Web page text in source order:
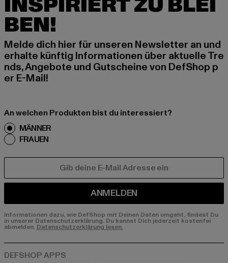
BEN!
Melde dich hier für unseren Newsletter an und
erhalte künftig Informationen über aktuelle Tre
nds, Angebote und Gutscheine von DefShop p
er E-Mail!
An welchen Produkten bist du interessiert?
MÄNNER
FRAUEN
ANMELDEN
Informationen dazu, wie DefShop mit Deinen Daten umgeht, findest Du
in unserer Datenschutzerklärung. Du kannst Dich jederzeit kostenfei
abmelden. Datenschutzerklärung lesen.